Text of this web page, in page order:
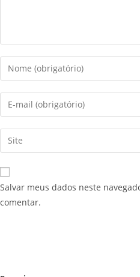
Salvar meus dados neste
comentar.